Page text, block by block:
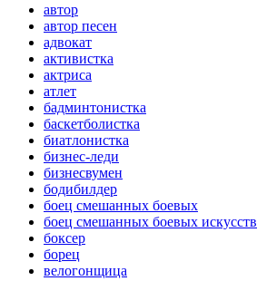
автор
автор песен
адвокат
активистка
актриса
атлет
бадминтонистка
баскетболистка
биатлонистка
бизнес-леди
бизнесвумен
бодибилдер
боец смешанных боевых
боец смешанных боевых искусств
боксер
борец
велогонщица